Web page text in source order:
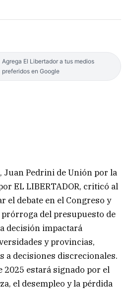
Agrega El Libertador a tus medios
preferidos en Google
Juan Pedrini de Unión por la
EL LIBERTADOR, criticó al
el debate en el Congreso y
del presupuesto de
decisión impactará
y provincias,
a decisiones discrecionales.
2025 estará signado por el
el desempleo y la pérdida